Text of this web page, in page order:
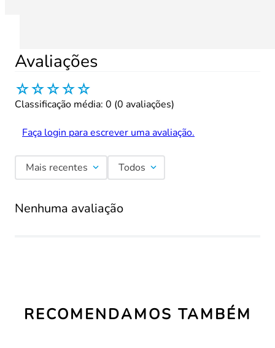
Avaliações
☆☆☆☆☆
Classificação média: 0 (0 avaliações)
Faça login para escrever uma avaliação.
Mais recentes Todos
Nenhuma avaliação
RECOMENDAMOS TAMBÉM